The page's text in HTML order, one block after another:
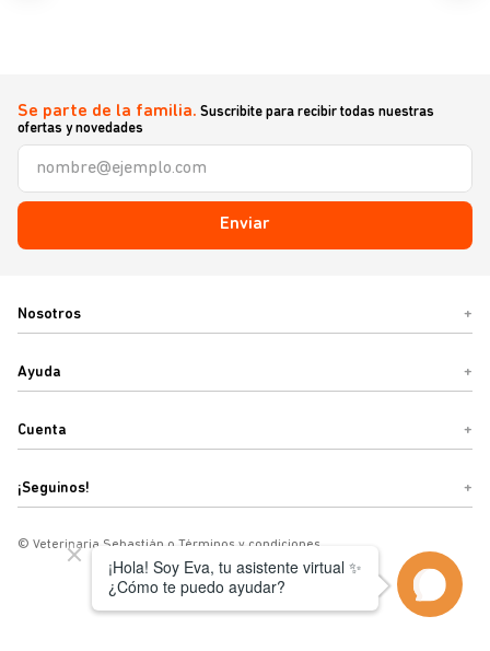
Se parte de la familia. Suscribite para recibir todas nuestras
ofertas y novedades
Enviar
Nosotros +
Ayuda +
Cuenta +
¡Seguinos! +
© Veterinaria Sebastián o Términos y condiciones